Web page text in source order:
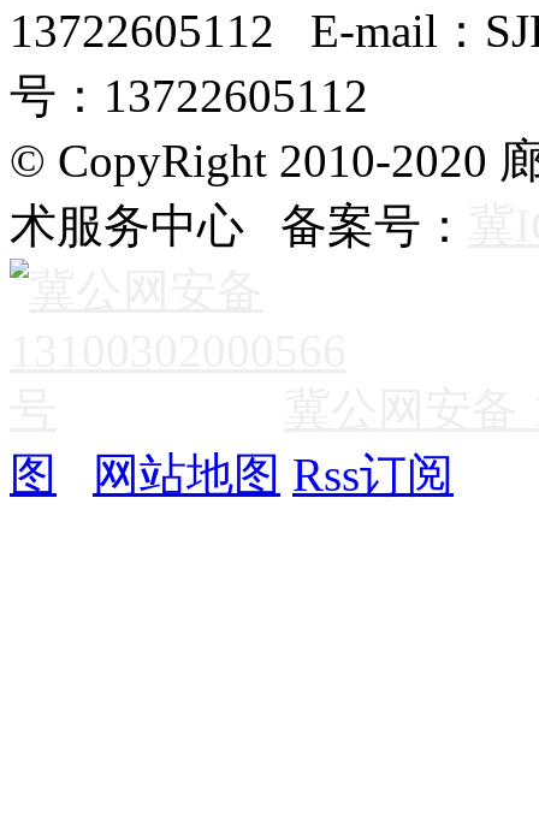
13722605112 E-mail：
号：13722605112
© CopyRight 2010-2020
术服务中心 备案号：
图
网站地图 Rss订阅